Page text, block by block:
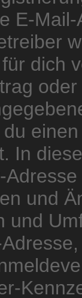
E-
dich
In
und
und